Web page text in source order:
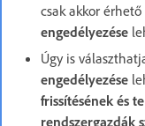
csak akkor
engedélyezése
Úgy is
engedélyezése
frissítésének és
rendszergazdák